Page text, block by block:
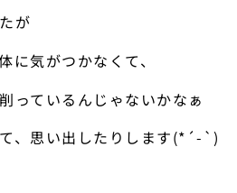
が
に気がつかなくて、
っているんじゃないかなぁ
、思い出したりします(*´-`)